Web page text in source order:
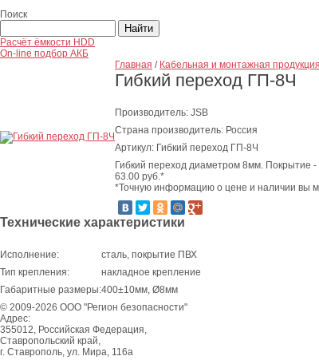
Поиск
Расчёт ёмкости HDD
On-line подбор АКБ
Главная / Кабельная и монтажная продукция
Гибкий переход ГП-8Ч
Производитель: JSB
Страна производитель: Россия
Артикул: Гибкий переход ГП-8Ч
Гибкий переход диаметром 8мм. Покрытие
63.00 руб.*
*Точную информацию о цене и наличии вы
Технические характеристики
Исполнение:
сталь, покрытие ПВХ
Тип крепления:
накладное крепление
Габаритные размеры:400±10мм, Ø8мм
© 2009-2026 ООО "Регион безопасности"
Адрес:
355012, Российская Федерация,
Ставропольский край,
г. Ставрополь, ул. Мира, 116а